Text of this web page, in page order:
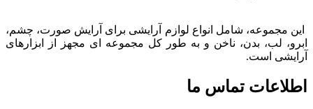
این مجموعه، شامل انواع لوازم آرایشی برای آرایش صورت، چشم،
ابرو، لب، بدن، ناخن و به طور کل مجموعه ای مجهز از ابزارهای
آرایشی است.
اطلاعات تماس ما